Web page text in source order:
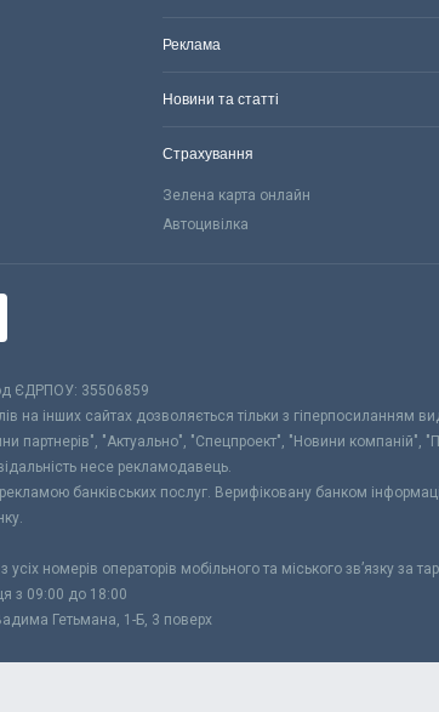
Реклама
Новини та статті
Страхування
Зелена карта онлайн
Автоцивілка
ЄДРПОУ: 35506859
на інших сайтах дозволяється тільки з гіперпосиланням
партнерів", "Актуально", "Спецпроект", "Новини компаній",
несе рекламодавець.
рекламою банківських послуг. Верифіковану банком
усіх номерів операторів мобільного та міського зв’язку за
з 09:00 до 18:00
Гетьмана, 1-Б, 3 поверх